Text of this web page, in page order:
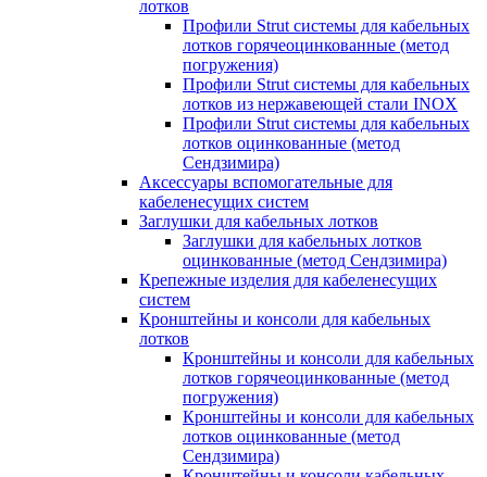
лотков
Профили Strut системы для кабельных
лотков горячеоцинкованные (метод
погружения)
Профили Strut системы для кабельных
лотков из нержавеющей стали INOX
Профили Strut системы для кабельных
лотков оцинкованные (метод
Сендзимира)
Аксессуары вспомогательные для
кабеленесущих систем
Заглушки для кабельных лотков
Заглушки для кабельных лотков
оцинкованные (метод Сендзимира)
Крепежные изделия для кабеленесущих
систем
Кронштейны и консоли для кабельных
лотков
Кронштейны и консоли для кабельных
лотков горячеоцинкованные (метод
погружения)
Кронштейны и консоли для кабельных
лотков оцинкованные (метод
Сендзимира)